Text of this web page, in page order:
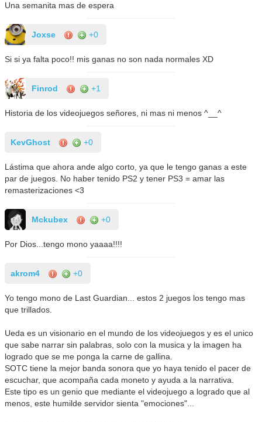
Una semanita mas de espera
Joxse +0
Si si ya falta poco!! mis ganas no son nada normales XD
Finrod +1
Historia de los videojuegos señores, ni mas ni menos ^__^
KevGhost +0
Lástima que ahora ande algo corto, ya que le tengo ganas a este
par de juegos. No haber tenido PS2 y tener PS3 = amar las
remasterizaciones <3
Mckubex +0
Por Dios...tengo mono yaaaa!!!!
akrom4 +0
Yo tengo mono de Last Guardian... estos 2 juegos los tengo mas
que trillados.
Ueda es un visionario en el mundo de los videojuegos y es el unico
que sabe narrar sin palabras, solo con la musica y la imagen ha
logrado que se me ponga la carne de gallina.
SOTC tiene la mejor banda sonora que yo haya tenido el pacer de
escuchar, que acompaña cada moneto y ayuda a la narrativa.
Este tipo es un genio que mediante el videojuego a logrado que al
menos, este humilde servidor sienta "emociones"...